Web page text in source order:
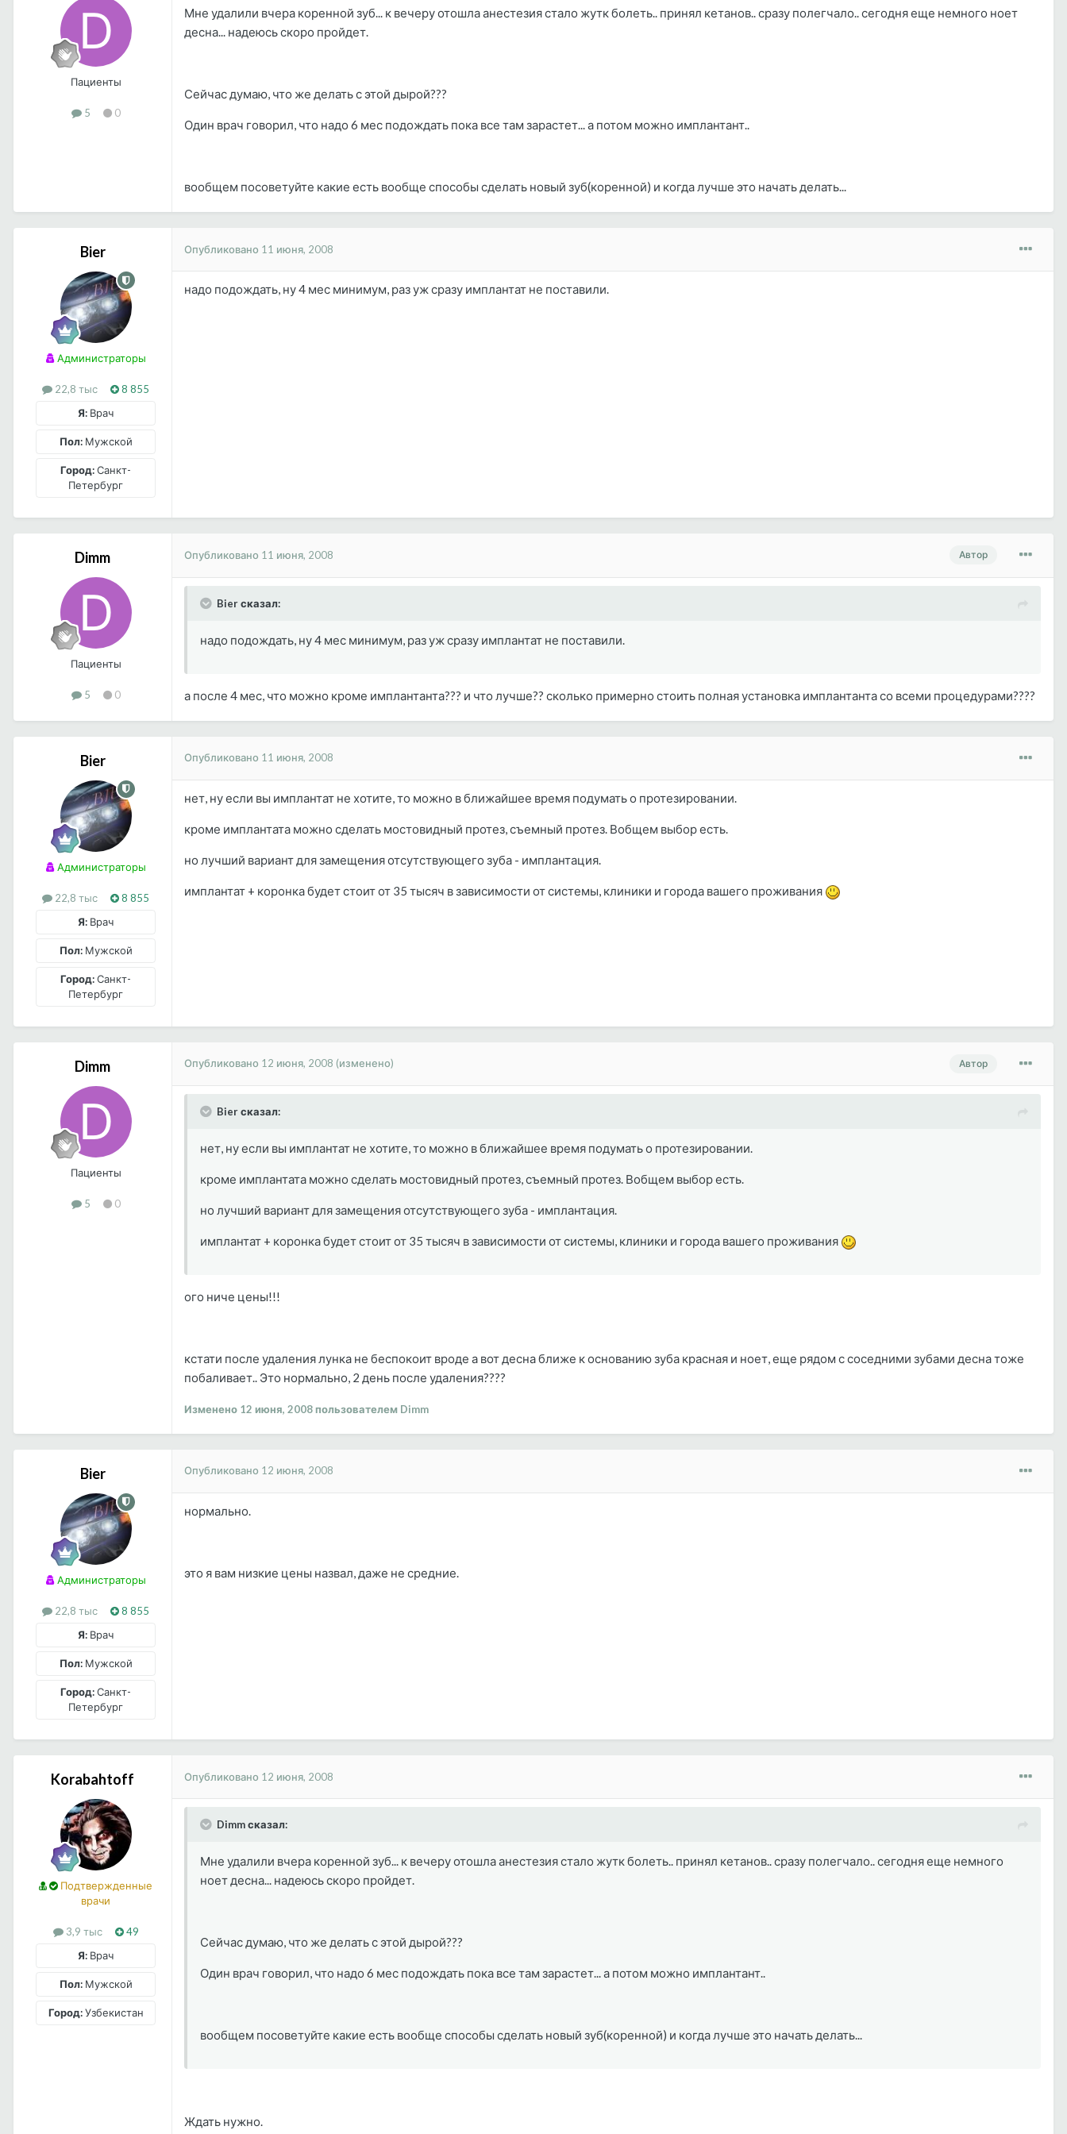
Пациенты
5 0
Мне удалили вчера коренной зуб... к вечеру отошла анестезия стало жутк болеть.. принял кетанов.. сразу полегчало.. сегодня еще немного ноет
десна... надеюсь скоро пройдет.
Сейчас думаю, что же делать с этой дырой???
Один врач говорил, что надо 6 мес подождать пока все там зарастет... а потом можно имплантант..
вообщем посоветуйте какие есть вообще способы сделать новый зуб(коренной) и когда лучше это начать делать...
Bier
Администраторы
22,8 тыс
8 855
Я: Врач
Пол:Мужской
Город:Санкт-
Петербург
Опубликовано 11 июня, 2008
надо подождать, ну 4 мес минимум, раз уж сразу имплантат не поставили.
Dimm
Пациенты
5 0
Автор
Опубликовано 11 июня, 2008
Bier сказал:
надо подождать, ну 4 мес минимум, раз уж сразу имплантат не поставили.
а после 4 мес, что можно кроме имплантанта??? и что лучше?? сколько примерно стоить полная установка имплантанта со всеми процедурами????
Bier
Администраторы
22,8 тыс
8 855
Я: Врач
Пол:Мужской
Город:Санкт-
Петербург
Опубликовано 11 июня, 2008
нет, ну если вы имплантат не хотите, то можно в ближайшее время подумать о протезировании.
кроме имплантата можно сделать мостовидный протез, съемный протез. Вобщем выбор есть.
но лучший вариант для замещения отсутствующего зуба - имплантация.
имплантат + коронка будет стоит от 35 тысяч в зависимости от системы, клиники и города вашего проживания
Dimm
Пациенты
5 0
Автор
Опубликовано 12 июня, 2008 (изменено)
Bier сказал:
нет, ну если вы имплантат не хотите, то можно в ближайшее время подумать о протезировании.
кроме имплантата можно сделать мостовидный протез, съемный протез. Вобщем выбор есть.
но лучший вариант для замещения отсутствующего зуба - имплантация.
имплантат + коронка будет стоит от 35 тысяч в зависимости от системы, клиники и города вашего проживания
ого ниче цены!!!
кстати после удаления лунка не беспокоит вроде а вот десна ближе к основанию зуба красная и ноет, еще рядом с соседними зубами десна тоже
побаливает.. Это нормально, 2 день после удаления????
Изменено 12 июня, 2008пользователем Dimm
Bier
Администраторы
22,8 тыс
8 855
Я: Врач
Пол:Мужской
Город:Санкт-
Петербург
Опубликовано 12 июня, 2008
нормально.
это я вам низкие цены назвал, даже не средние.
Korabahtoff
Подтвержденные
врачи
3,9 тыс
49
Я: Врач
Пол:Мужской
Город:Узбекистан
Опубликовано 12 июня, 2008
Dimm сказал:
Мне удалили вчера коренной зуб... к вечеру отошла анестезия стало жутк болеть.. принял кетанов.. сразу полегчало.. сегодня еще немного
ноет десна... надеюсь скоро пройдет.
Сейчас думаю, что же делать с этой дырой???
Один врач говорил, что надо 6 мес подождать пока все там зарастет... а потом можно имплантант..
вообщем посоветуйте какие есть вообще способы сделать новый зуб(коренной) и когда лучше это начать делать...
Ждать нужно.